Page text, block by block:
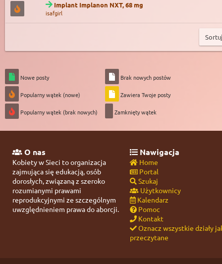
Implant Implanon NXT, 68 mg
isafgirl
Nowe posty
Popularny wątek (nowe)
Popularny wątek (brak nowych)
Brak nowych postów
Zawiera Twoje posty
Zamknięty wątek
O nas
Kobiety w Sieci to organizacja
zajmująca się edukacją, osób
dorosłych, związaną z szeroko
rozumianymi prawami
reprodukcyjnymi ze szczególnym
uwzględnieniem prawa do aborcji.
Nawigacja
Home
Portal
Szukaj
Użytkownicy
Kalendarz
Pomoc
Kontakt
Oznacz wszystkie działy
przeczytane